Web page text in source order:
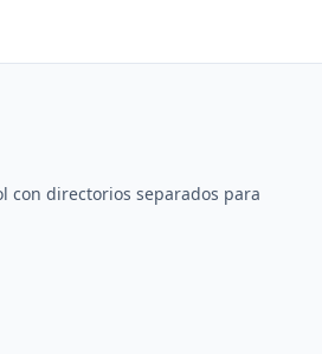
con directorios separados para